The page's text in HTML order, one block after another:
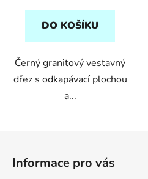
5
DO KOŠÍKU
Černý granitový vestavný
dřez s odkapávací plochou
a...
Informace pro vás